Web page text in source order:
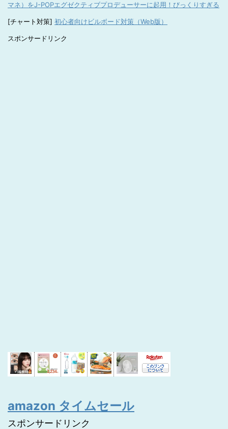
マネ）をJ-POPエグゼクティブプロデューサーに起用！びっくりすぎる
[チャート対策] 初心者向けビルボード対策（Web版）
スポンサードリンク
amazon タイムセール
スポンサードリンク